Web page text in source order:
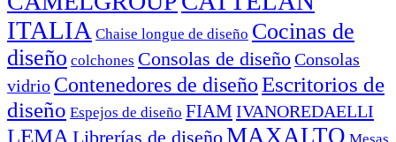
ITALIA Chaise longue de diseño Cocinas de
diseño colchones Consolas de diseñoConsolas
vidrio Contenedores de diseñoEscritorios de
diseño Espejos de diseño FIAM IVANOREDAELLI
LEMA MAXALTO